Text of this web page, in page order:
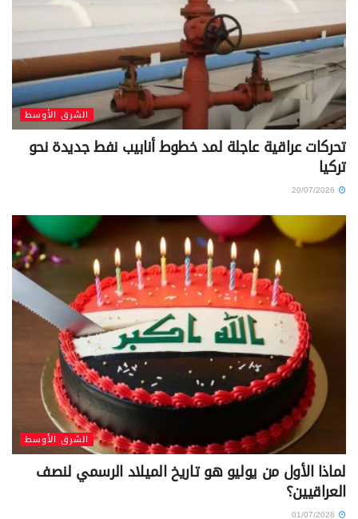
الشرق الأوسط
تحركات عراقية عاجلة لمد خطوط أنابيب نفط جديدة نحو
تركيا
الشرق الأوسط
لماذا الأول من يوليو هو تاريخ الميلاد الرسمي لنصف
العراقيين؟